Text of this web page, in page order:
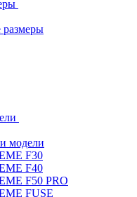
модели
F30
F40
F50 PRO
FUSE